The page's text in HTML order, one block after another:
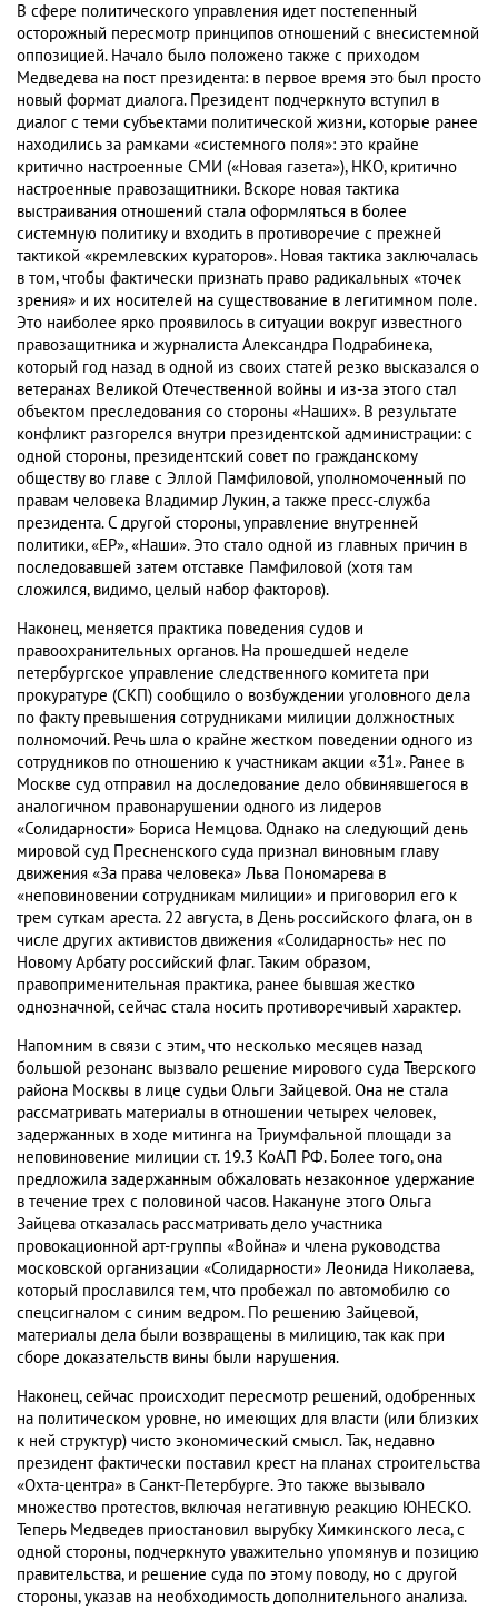
В сфере политического управления идет постепенный
осторожный пересмотр принципов отношений с внесистемной
оппозицией. Начало было положено также с приходом
Медведева на пост президента: в первое время это был просто
новый формат диалога. Президент подчеркнуто вступил в
диалог с теми субъектами политической жизни, которые ранее
находились за рамками «системного поля»: это крайне
критично настроенные СМИ («Новая газета»), НКО, критично
настроенные правозащитники. Вскоре новая тактика
выстраивания отношений стала оформляться в более
системную политику и входить в противоречие с прежней
тактикой «кремлевских кураторов». Новая тактика заключалась
в том, чтобы фактически признать право радикальных «точек
зрения» и их носителей на существование в легитимном поле.
Это наиболее ярко проявилось в ситуации вокруг известного
правозащитника и журналиста Александра Подрабинека,
который год назад в одной из своих статей резко высказался о
ветеранах Великой Отечественной войны и из-за этого стал
объектом преследования со стороны «Наших». В результате
конфликт разгорелся внутри президентской администрации: с
одной стороны, президентский совет по гражданскому
обществу во главе с Эллой Памфиловой, уполномоченный по
правам человека Владимир Лукин, а также пресс-служба
президента. С другой стороны, управление внутренней
политики, «ЕР», «Наши». Это стало одной из главных причин в
последовавшей затем отставке Памфиловой (хотя там
сложился, видимо, целый набор факторов).
Наконец, меняется практика поведения судов и
правоохранительных органов. На прошедшей неделе
петербургское управление следственного комитета при
прокуратуре (СКП) сообщило о возбуждении уголовного дела
по факту превышения сотрудниками милиции должностных
полномочий. Речь шла о крайне жестком поведении одного из
сотрудников по отношению к участникам акции «31». Ранее в
Москве суд отправил на доследование дело обвинявшегося в
аналогичном правонарушении одного из лидеров
«Солидарности» Бориса Немцова. Однако на следующий день
мировой суд Пресненского суда признал виновным главу
движения «За права человека» Льва Пономарева в
«неповиновении сотрудникам милиции» и приговорил его к
трем суткам ареста. 22 августа, в День российского флага, он в
числе других активистов движения «Солидарность» нес по
Новому Арбату российский флаг. Таким образом,
правоприменительная практика, ранее бывшая жестко
однозначной, сейчас стала носить противоречивый характер.
Напомним в связи с этим, что несколько месяцев назад
большой резонанс вызвало решение мирового суда Тверского
района Москвы в лице судьи Ольги Зайцевой. Она не стала
рассматривать материалы в отношении четырех человек,
задержанных в ходе митинга на Триумфальной площади за
неповиновение милиции ст. 19.3 КоАП РФ. Более того, она
предложила задержанным обжаловать незаконное удержание
в течение трех с половиной часов. Накануне этого Ольга
Зайцева отказалась рассматривать дело участника
провокационной арт-группы «Война» и члена руководства
московской организации «Солидарности» Леонида Николаева,
который прославился тем, что пробежал по автомобилю со
спецсигналом с синим ведром. По решению Зайцевой,
материалы дела были возвращены в милицию, так как при
сборе доказательств вины были нарушения.
Наконец, сейчас происходит пересмотр решений, одобренных
на политическом уровне, но имеющих для власти (или близких
к ней структур) чисто экономический смысл. Так, недавно
президент фактически поставил крест на планах строительства
«Охта-центра» в Санкт-Петербурге. Это также вызывало
множество протестов, включая негативную реакцию ЮНЕСКО.
Теперь Медведев приостановил вырубку Химкинского леса, с
одной стороны, подчеркнуто уважительно упомянув и позицию
правительства, и решение суда по этому поводу, но с другой
стороны, указав на необходимость дополнительного анализа.